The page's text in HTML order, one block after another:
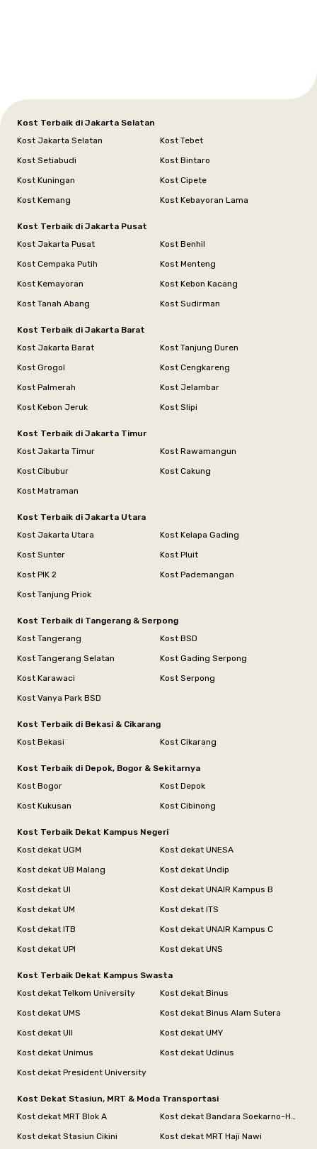
Kost Terbaik di Jakarta Selatan
Kost Jakarta Selatan
Kost Tebet
Kost Setiabudi
Kost Bintaro
Kost Kuningan
Kost Cipete
Kost Kemang
Kost Kebayoran Lama
Kost Terbaik di Jakarta Pusat
Kost Jakarta Pusat
Kost Benhil
Kost Cempaka Putih
Kost Menteng
Kost Kemayoran
Kost Kebon Kacang
Kost Tanah Abang
Kost Sudirman
Kost Terbaik di Jakarta Barat
Kost Jakarta Barat
Kost Tanjung Duren
Kost Grogol
Kost Cengkareng
Kost Palmerah
Kost Jelambar
Kost Kebon Jeruk
Kost Slipi
Kost Terbaik di Jakarta Timur
Kost Jakarta Timur
Kost Rawamangun
Kost Cibubur
Kost Cakung
Kost Matraman
Kost Terbaik di Jakarta Utara
Kost Jakarta Utara
Kost Kelapa Gading
Kost Sunter
Kost Pluit
Kost PIK 2
Kost Pademangan
Kost Tanjung Priok
Kost Terbaik di Tangerang & Serpong
Kost Tangerang
Kost BSD
Kost Tangerang Selatan
Kost Gading Serpong
Kost Karawaci
Kost Serpong
Kost Vanya Park BSD
Kost Terbaik di Bekasi & Cikarang
Kost Bekasi
Kost Cikarang
Kost Terbaik di Depok, Bogor & Sekitarnya
Kost Bogor
Kost Depok
Kost Kukusan
Kost Cibinong
Kost Terbaik Dekat Kampus Negeri
Kost dekat UGM
Kost dekat UNESA
Kost dekat UB Malang
Kost dekat Undip
Kost dekat UI
Kost dekat UNAIR Kampus B
Kost dekat UM
Kost dekat ITS
Kost dekat ITB
Kost dekat UNAIR Kampus C
Kost dekat UPI
Kost dekat UNS
Kost Terbaik Dekat Kampus Swasta
Kost dekat Telkom University
Kost dekat Binus
Kost dekat UMS
Kost dekat Binus Alam Sutera
Kost dekat UII
Kost dekat UMY
Kost dekat Unimus
Kost dekat Udinus
Kost dekat President University
Kost Dekat Stasiun, MRT & Moda Transportasi
Kost dekat MRT Blok A
Kost dekat Bandara Soekarno-Hatta
Kost dekat Stasiun Cikini
Kost dekat MRT Haji Nawi